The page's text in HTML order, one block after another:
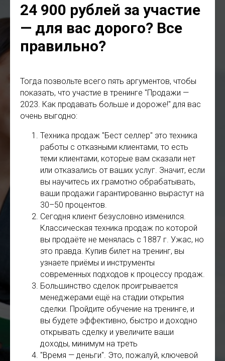
24 900 рублей за участие
— для вас дорого? Все
правильно?
Тогда позвольте всего пять аргументов, чтобы
показать, что участие в тренинге "Продажи —
2023. Как продавать больше и дороже!" для вас
очень выгодно:
Техника продаж "Бест селлер" это техника
работы с отказными клиентами, то есть
теми клиентами, которые вам сказали нет
или отказались от ваших услуг. Значит, если
вы научитесь их грамотно обрабатывать,
ваши продажи гарантированно вырастут на
30–50 процентов.
Сегодня клиент безусловно изменился.
Классическая техника продаж по которой
вы продаёте не менялась с 1887 г. Ужас, но
это правда. Купив билет на тренинг, вы
узнаете приёмы и инструменты
современных подходов к процессу продаж.
Большинство сделок проигрывается
менеджерами ещё на стадии открытия
сделки. Пройдите обучение на тренинге, и
вы будете эффективно, быстро и доходно
открывать сделку и увеличите ваши
доходы, минимум на треть
"Время — деньги". Это, пожалуй, ключевой